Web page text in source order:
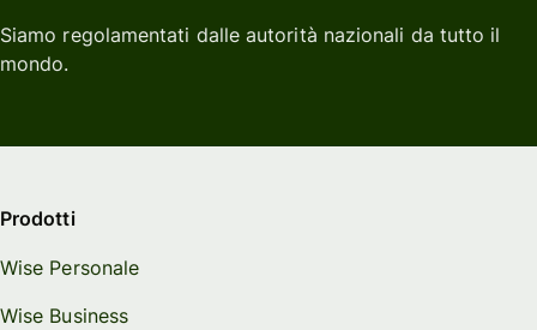
Siamo regolamentati dalle autorità nazionali da tutto il
mondo.
Prodotti
Wise Personale
Wise Business